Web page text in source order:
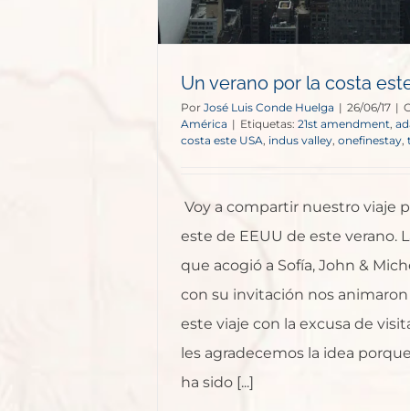
Un verano por la costa
Por José Luis Conde Huelga | 26/06/17 |
América | Etiquetas: 21st amendment,
costa este USA indus valley onefinestay
Voy a compartir nuestro viaje
este de EEUU de este verano.
que acogió a Sofía, John &
con su invitación nos animaron
este viaje con la excusa de
les agradecemos la idea
ha sido [...]